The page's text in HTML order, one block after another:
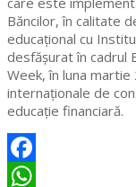
Băncilor, în calitate
educațional cu
desfășurat în cadrul
Week, în luna
internaționale de
educație financiară.
Facebook